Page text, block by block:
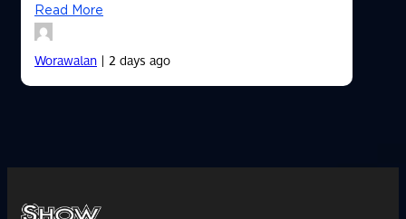
Read More
Worawalan| 2 days ago